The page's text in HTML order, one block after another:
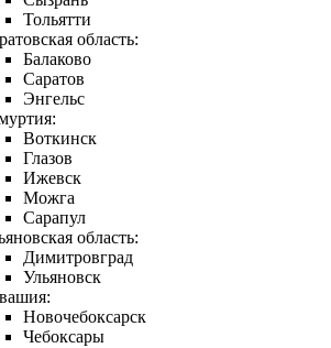
Тольятти
область:
Балаково
Саратов
Энгельс
Воткинск
Глазов
Ижевск
Можга
Сарапул
область:
Димитровград
Ульяновск
Новочебоксарск
Чебоксары